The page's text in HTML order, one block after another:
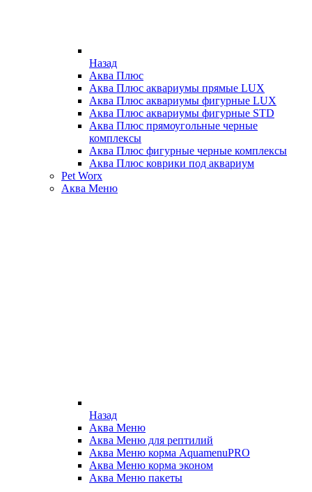
Назад
Аква Плюс
Аква Плюс аквариумы прямые LUX
Аква Плюс аквариумы фигурные LUX
Аква Плюс аквариумы фигурные STD
Аква Плюс прямоугольные черные
комплексы
Аква Плюс фигурные черные комплексы
Аква Плюс коврики под аквариум
Pet Worx
Аква Меню
Назад
Аква Меню
Аква Меню для рептилий
Аква Меню корма AquamenuPRO
Аква Меню корма эконом
Аква Меню пакеты